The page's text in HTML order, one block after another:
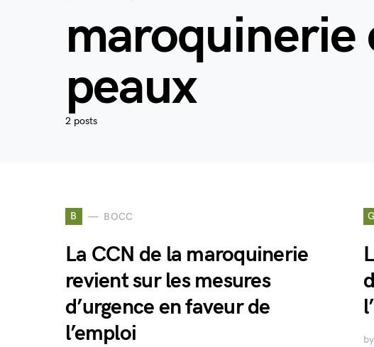
maroquinerie
peaux
2 posts
B BOCC
La CCN de la maroquinerie
revient sur les mesures
d’urgence en faveur de
l’emploi
G
by